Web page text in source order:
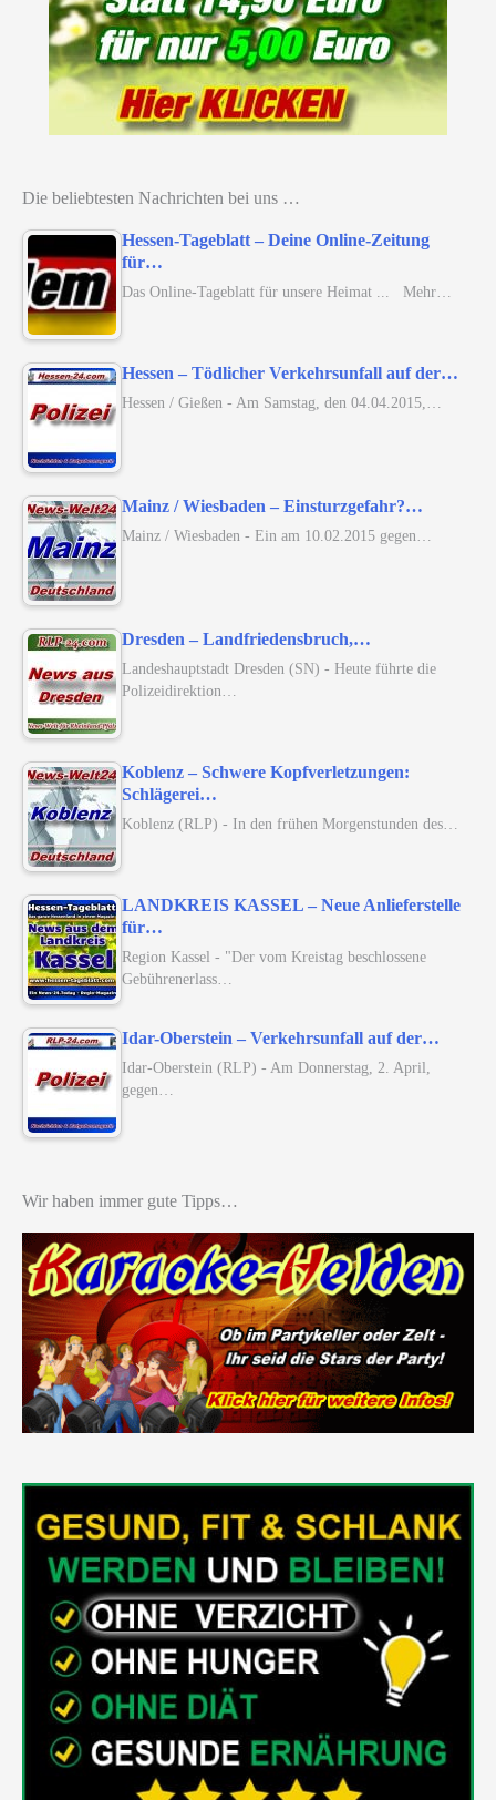
Die beliebtesten Nachrichten bei uns …
Hessen-Tageblatt – Deine Online-Zeitung
für…
Das Online-Tageblatt für unsere Heimat ... Mehr…
Hessen – Tödlicher Verkehrsunfall auf der…
Hessen / Gießen - Am Samstag, den 04.04.2015,…
Mainz / Wiesbaden – Einsturzgefahr?…
Mainz / Wiesbaden - Ein am 10.02.2015 gegen…
Dresden – Landfriedensbruch,…
Landeshauptstadt Dresden (SN) - Heute führte die
Polizeidirektion…
Koblenz – Schwere Kopfverletzungen:
Schlägerei…
Koblenz (RLP) - In den frühen Morgenstunden des…
LANDKREIS KASSEL – Neue Anlieferstelle
für…
Region Kassel - "Der vom Kreistag beschlossene
Gebührenerlass…
Idar-Oberstein – Verkehrsunfall auf der…
Idar-Oberstein (RLP) - Am Donnerstag, 2. April,
gegen…
Wir haben immer gute Tipps…